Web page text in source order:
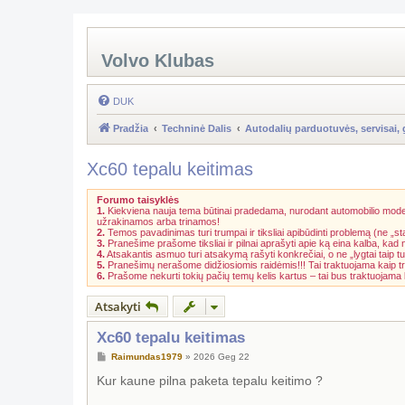
Volvo Klubas
DUK
Pradžia Techninė Dalis Autodalių parduotuvės, servisai,
Xc60 tepalu keitimas
Forumo taisyklės
1. Kiekviena nauja tema būtinai pradedama, nurodant automobilio
užrakinamos arba trinamos!
2. Temos pavadinimas turi trumpai ir tiksliai apibūdinti problemą (ne
3. Pranešime prašome tiksliai ir pilnai aprašyti apie ką eina kalba,
4.Atsakantis asmuo turi atsakymą rašyti konkrečiai, o ne „lygtai taip
5. Pranešimų nerašome didžiosiomis raidėmis!!! Tai traktuojama kaip
6. Prašome nekurti tokių pačių temų kelis kartus – tai bus
Atsakyti
Xc60 tepalu keitimas
S
a
n
Raimundas1979» 2026 Geg 22
Kur kaune pilna paketa tepalu keitimo ?